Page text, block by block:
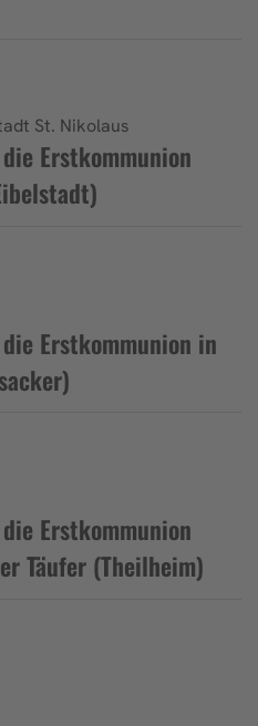
St. Nikolaus
Erstkommunion
Erstkommunion in
Erstkommunion
Täufer (Theilheim)